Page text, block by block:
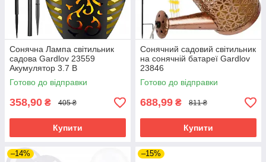
Сонячна Лампа світильник
садова Gardlov 23559
Акумулятор 3.7 В
Готово до відправки
358,90 ₴ 405 ₴
Купити
Сонячний садовий світильник
на сонячній батареї Gardlov
23846
Готово до відправки
688,99 ₴ 811 ₴
Купити
–14% –15%